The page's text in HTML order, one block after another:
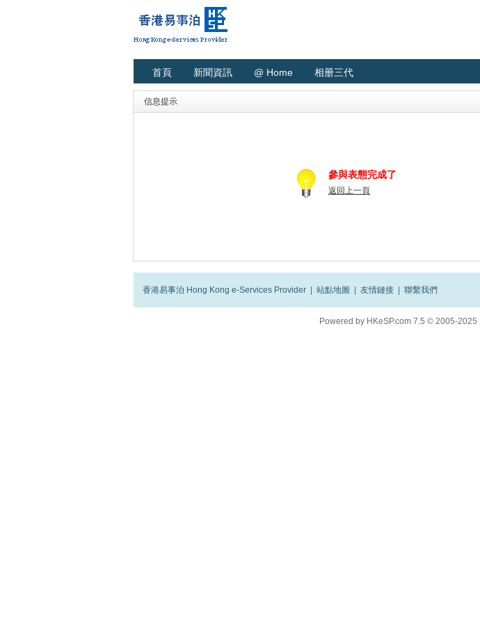
首頁 新聞資訊 @ Home 相册三代
信息提示
參與表態完成了
返回上一頁
香港易事泊 Hong Kong e-Services Provider 站點地圖 友情鏈接 聯繫我們
Powered by HKeSP.com 7.5 © 2005-2025